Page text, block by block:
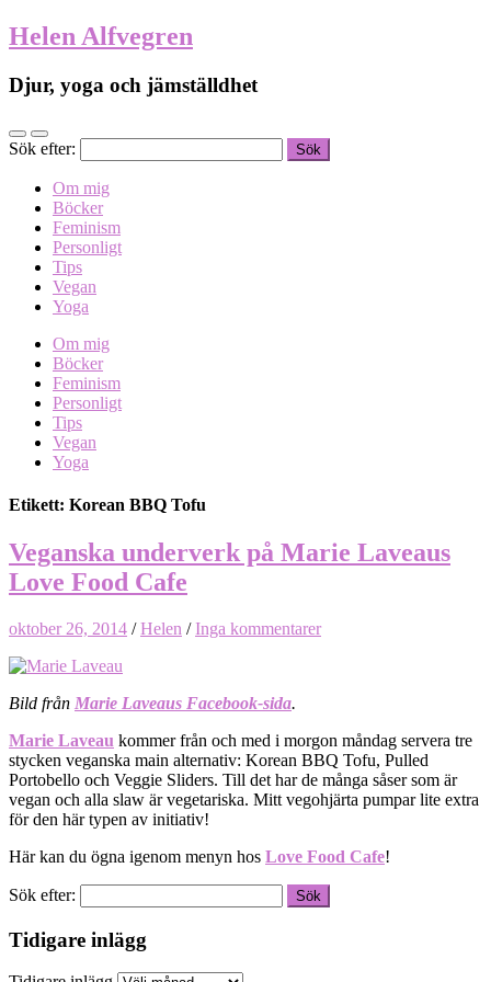
Helen Alfvegren
Djur, yoga och jämställdhet
Sök efter:
Om mig
Böcker
Feminism
Personligt
Tips
Vegan
Yoga
Om mig
Böcker
Feminism
Personligt
Tips
Vegan
Yoga
Etikett: Korean BBQ Tofu
Veganska underverk på Marie Laveaus
Love Food Cafe
oktober 26, 2014 /Helen /Inga kommentarer
Bild från Marie Laveaus Facebook-sida.
Marie Laveau kommer från och med i morgon måndag servera tre
stycken veganska main alternativ: Korean BBQ Tofu, Pulled
Portobello och Veggie Sliders. Till det har de många såser som är
vegan och alla slaw är vegetariska. Mitt vegohjärta pumpar lite extra
för den här typen av initiativ!
Här kan du ögna igenom menyn hos Love Food Cafe!
Sök efter:
Tidigare inlägg